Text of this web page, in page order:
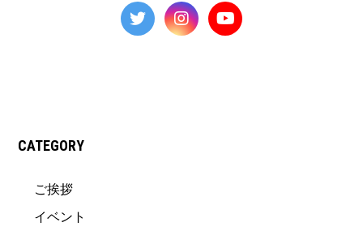
CATEGORY
ご挨拶
イベント